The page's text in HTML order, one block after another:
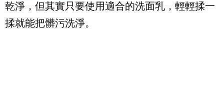
乾淨，但其實只要使用適合的洗面乳，輕輕揉一
揉就能把髒污洗淨。